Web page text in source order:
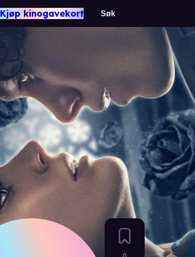
Kjøp kinogavekort